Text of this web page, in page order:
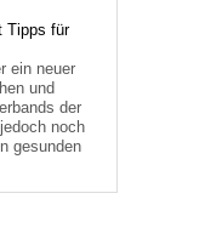
Tipps für
ein neuer
und
der
noch
gesunden